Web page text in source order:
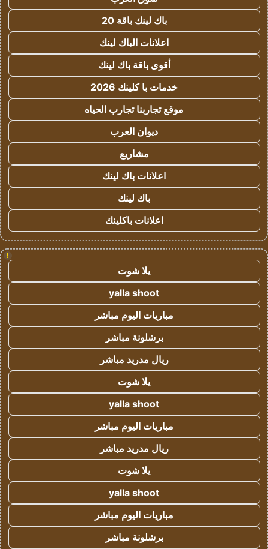
باك لينك باقة 20
اعلانات الباك لينك
أقوى باقة باك لينك
خدمات با كلينك 2026
موقع تجاربنا تجارب الحياه
ديوان العرب
مشاريع
اعلانات باك لينك
باك لينك
اعلانات باكلينك
!
يلا شوت
yalla shoot
مباريات اليوم مباشر
برشلونة مباشر
ريال مدريد مباشر
يلا شوت
yalla shoot
مباريات اليوم مباشر
ريال مدريد مباشر
يلا شوت
yalla shoot
مباريات اليوم مباشر
برشلونة مباشر